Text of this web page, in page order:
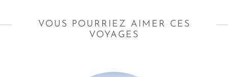
VOUS POURRIEZ AIMER CES
VOYAGES